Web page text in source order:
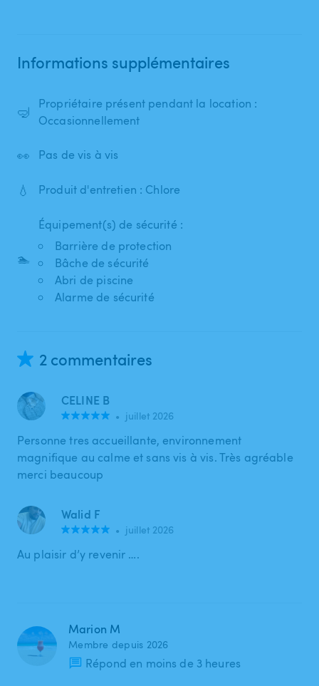
Informations supplémentaires
🤿
Propriétaire présent pendant la location :
Occasionnellement
👀 Pas de vis à vis
💧 Produit d'entretien : Chlore
🏊
Équipement(s) de sécurité :
Barrière de protection
Bâche de sécurité
Abri de piscine
Alarme de sécurité
2 commentaires
CELINE B
• juillet 2026
Personne tres accueillante, environnement
magnifique au calme et sans vis à vis. Très agréable
merci beaucoup
Walid F
• juillet 2026
Au plaisir d’y revenir ….
Marion M
Membre depuis 2026
Répond en moins de 3 heures